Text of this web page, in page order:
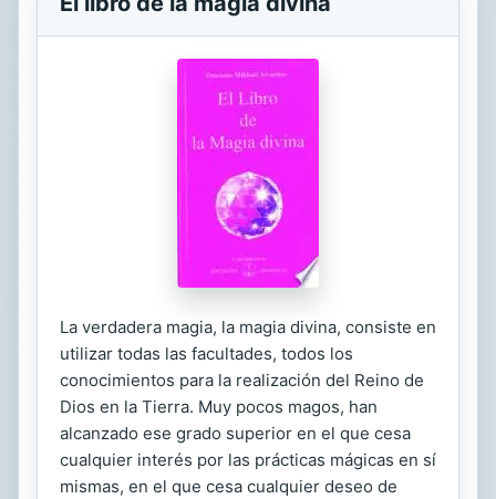
La verdadera magia, la magia divina, consiste en
utilizar todas las facultades, todos los
conocimientos para la realización del Reino de
Dios en la Tierra. Muy pocos magos, han
alcanzado ese grado superior en el que cesa
cualquier interés por las prácticas mágicas en sí
mismas, en el que cesa cualquier deseo de